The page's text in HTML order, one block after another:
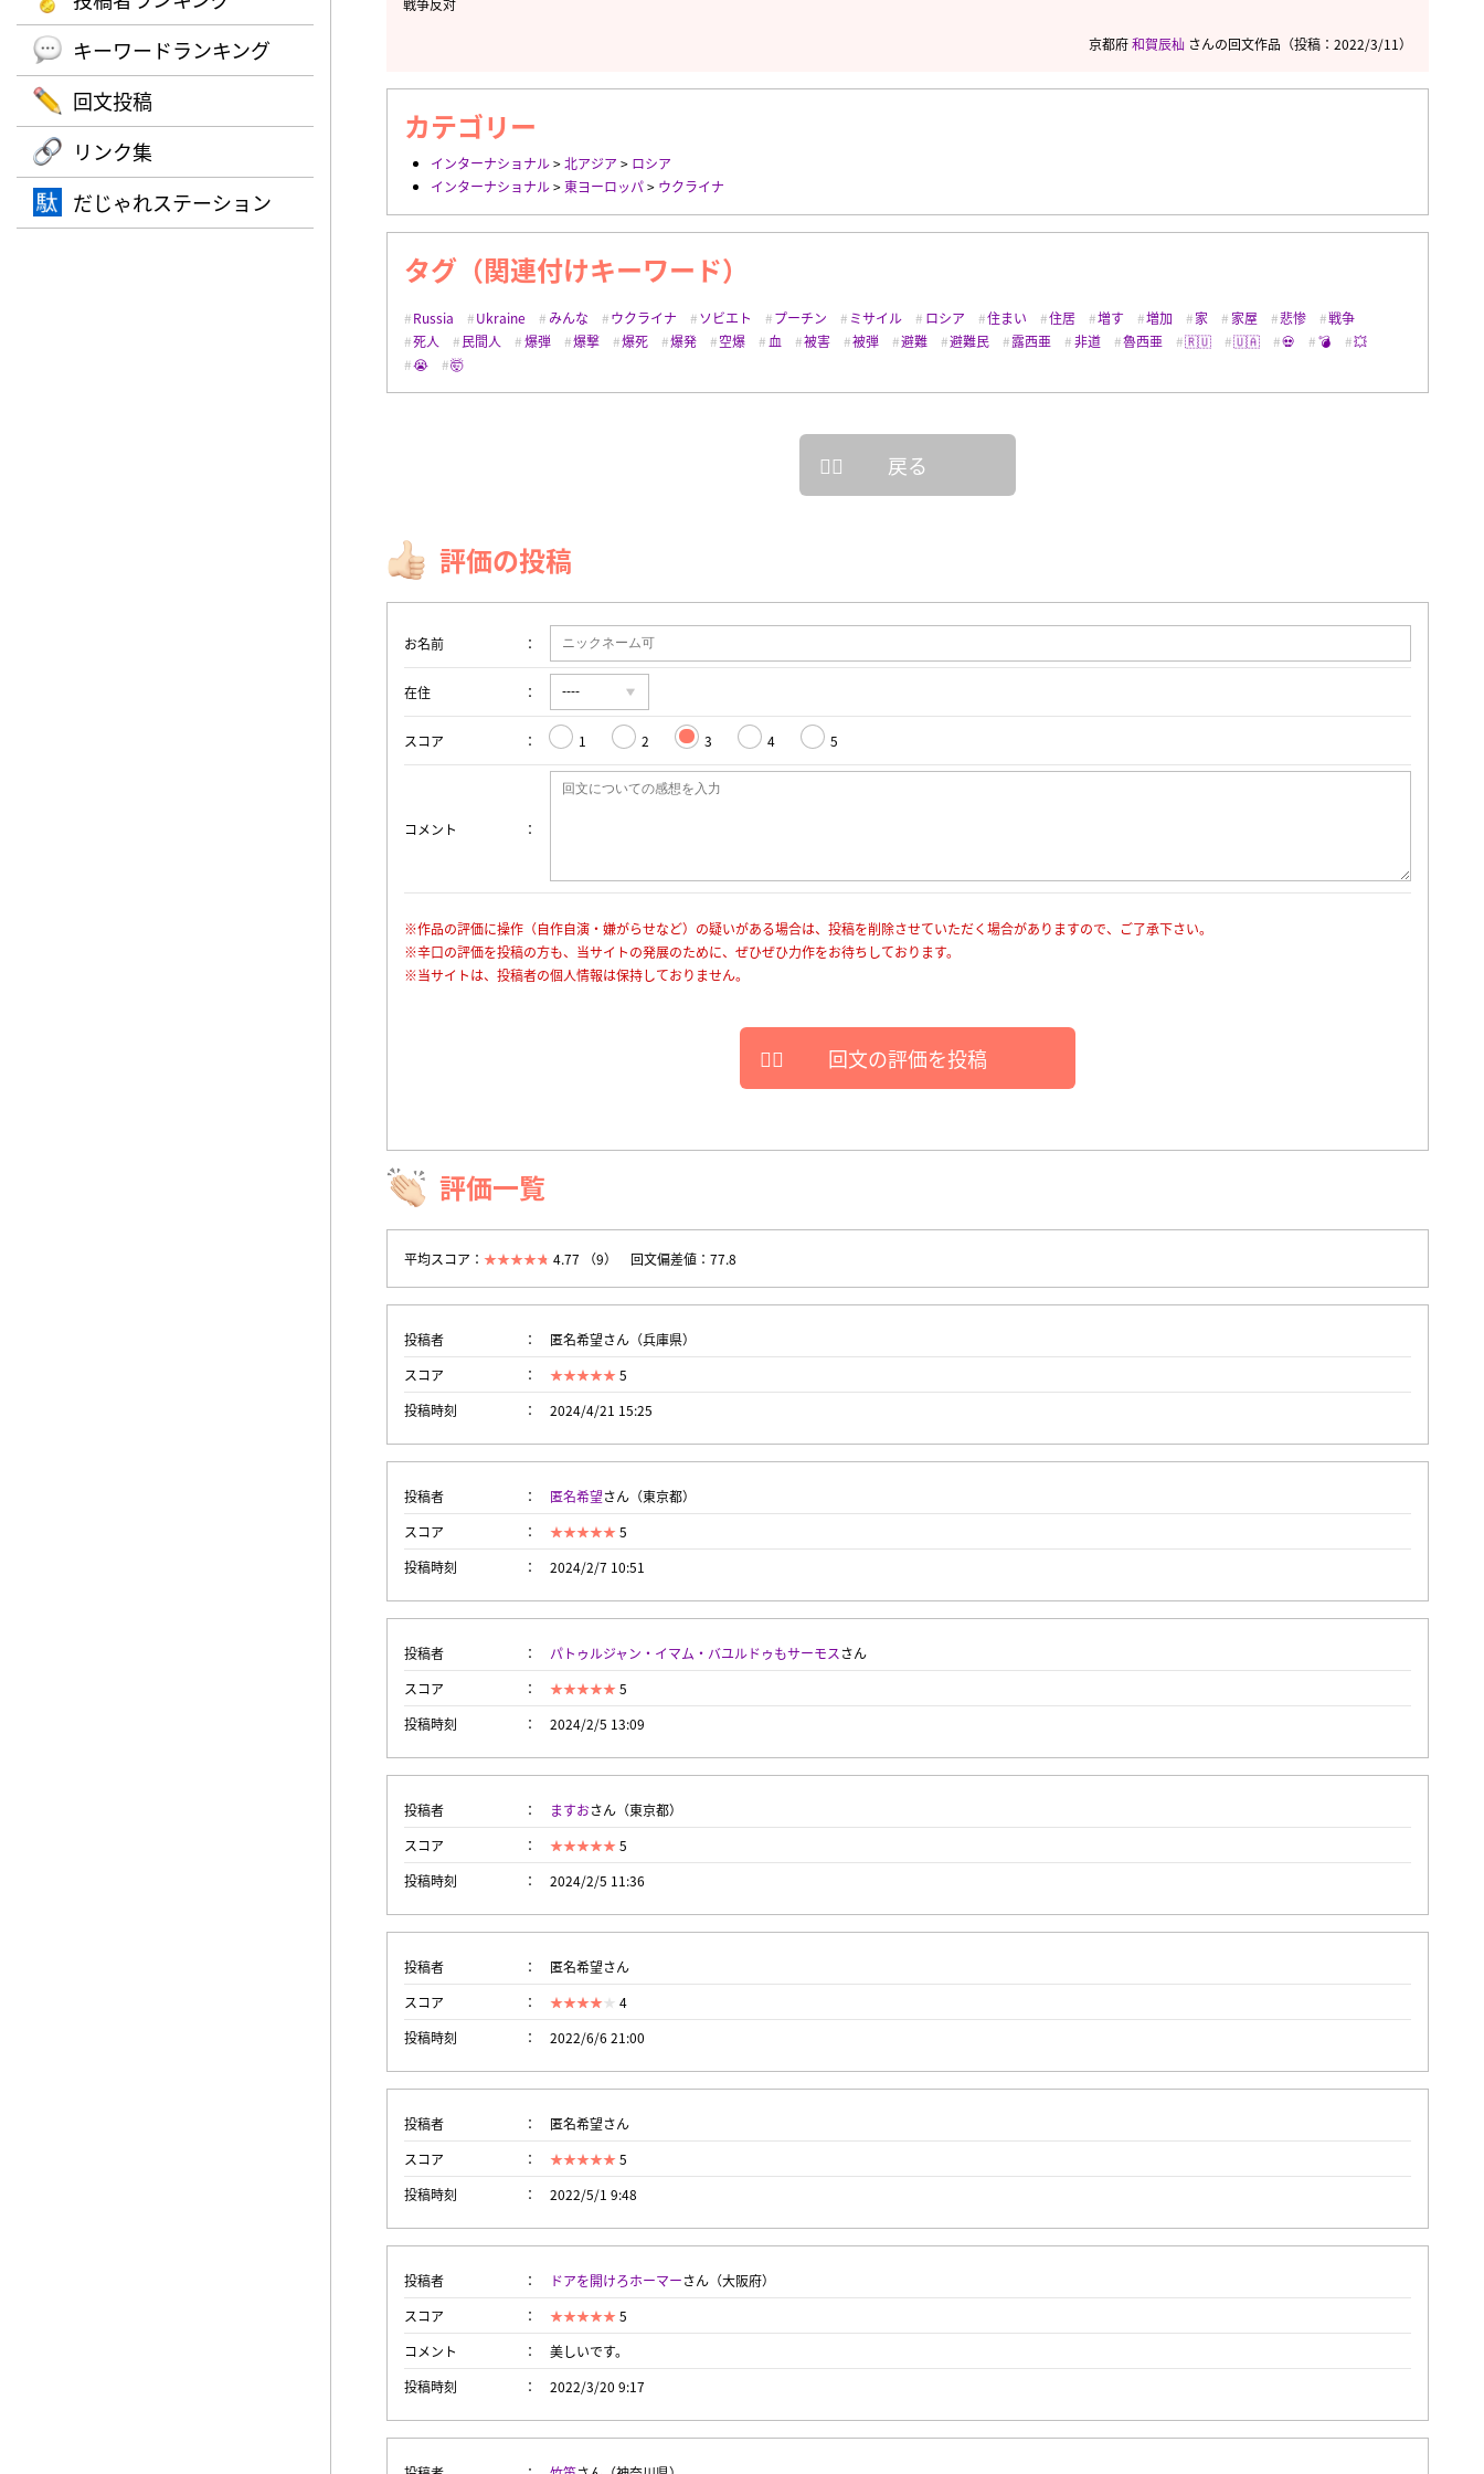
キーワードランキング
回文投稿
リンク集
だじゃれステーション
戦争反対
京都府和賀辰杣 さんの回文作品 （投稿：2022/3/11）
カテゴリー
インターナショナル>北アジア > ロシア
インターナショナル>東ヨーロッパ> ウクライナ
タグ（関連付けキーワード）
Russia Ukraine みんな ウクライナ ソビエト プーチン ミサイル ロシア 住まい 住居 増す 増加 家 家屋 悲惨
戦争
死人
民間人 爆弾 爆撃 爆死 爆発 空爆 血 被害 被弾 避難 避難民 露西亜 非道 魯西亜 🇷🇺 🇺🇦 💀 💣
💥
😭
🤯
戻る
評価の投稿
お名前
在住
スコア 1 2 3 4 5
コメント
※作品の評価に操作（自作自演・嫌がらせなど）の疑いがある場合は、投稿を削除させていただく場合がありますので、ご了承下さい。
※辛口の評価を投稿の方も、当サイトの発展のために、ぜひぜひ力作をお待ちしております。
※当サイトは、投稿者の個人情報は保持しておりません。
回文の評価を投稿
評価一覧
平均スコア： 4.77 （9） 回文偏差値：77.8
投稿者
匿名希望さん（兵庫県）
スコア
5
投稿時刻
2024/4/21 15:25
投稿者 匿名希望さん（東京都）
スコア
5
投稿時刻
2024/2/7 10:51
投稿者 パトゥルジャン・イマム・バユルドゥもサーモス さん
スコア
5
投稿時刻
2024/2/5 13:09
投稿者 ますおさん（東京都）
スコア
5
投稿時刻
2024/2/5 11:36
投稿者
匿名希望さん
スコア
4
投稿時刻
2022/6/6 21:00
投稿者
匿名希望さん
スコア
5
投稿時刻
2022/5/1 9:48
投稿者 ドアを開けろホーマーさん（大阪府）
スコア
5
コメント
美しいです。
投稿時刻
2022/3/20 9:17